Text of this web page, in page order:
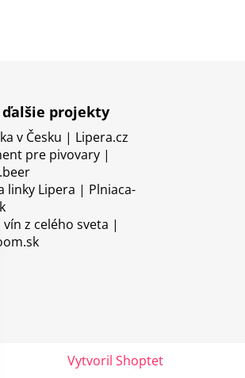
ďalšie projekty
v Česku | Lipera.cz
pre pivovary |
linky Lipera | Plniaca-
vín z celého sveta |
Vytvoril Shoptet